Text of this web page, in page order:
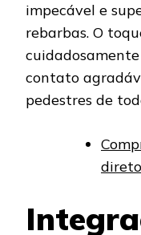
impecável e
rebarbas. O
contato
pedestres de